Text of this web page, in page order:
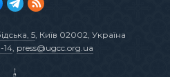
5, Київ 02002, Україна
14, press@ugcc.org.ua